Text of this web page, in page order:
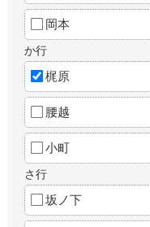
岡本
か行
梶原
腰越
小町
さ行
坂ノ下